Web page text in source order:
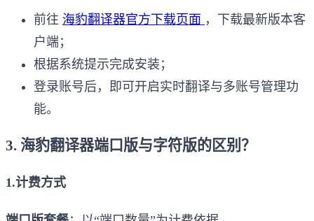
前往 海豹翻译器官方下载页面 ，下载最新版本客
户端；
根据系统提示完成安装；
登录账号后，即可开启实时翻译与多账号管理功
能。
3. 海豹翻译器端口版与字符版的区别？
1.计费方式